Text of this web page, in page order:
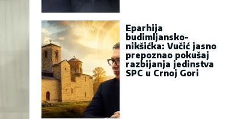
Eparhija
budimljansko-
nikšićka: Vučić jasno
prepoznao pokušaj
razbijanja jedinstva
SPC u Crnoj Gori